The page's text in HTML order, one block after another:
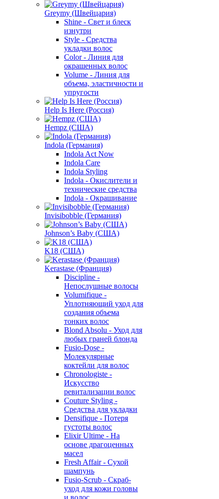
Greymy (Швейцария)
Shine - Свет и блеск
изнутри
Style - Средства
укладки волос
Color - Линия для
окрашенных волос
Volume - Линия для
объема, эластичности и
упругости
Help Is Here (Россия)
Hempz (США)
Indola (Германия)
Indola Act Now
Indola Care
Indola Styling
Indola - Окислители и
технические средства
Indola - Окрашивание
Invisibobble (Германия)
Johnson’s Baby (США)
K18 (США)
Kerastase (Франция)
Discipline -
Непослушные волосы
Volumifique -
Уплотняющий уход для
создания объема
тонких волос
Blond Absolu - Уход для
любых граней блонда
Fusio-Dose -
Молекулярные
коктейли для волос
Chronologiste -
Искусство
ревитализации волос
Couture Styling -
Средства для укладки
Densifique - Потеря
густоты волос
Elixir Ultime - На
основе драгоценных
масел
Fresh Affair - Сухой
шампунь
Fusio-Scrub - Скраб-
уход для кожи головы
и волос